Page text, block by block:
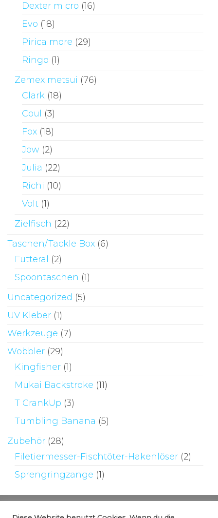
Dexter micro (16)
Evo (18)
Pirica more (29)
Ringo (1)
Zemex metsui (76)
Clark (18)
Coul
(3)
Fox (18)
Jow (2)
Julia (22)
Richi (10)
Volt (1)
Zielfisch (22)
Taschen/Tackle Box (6)
Futteral
(2)
Spoontaschen (1)
Uncategorized (5)
UV Kleber (1)
Werkzeuge (7)
Wobbler (29)
Kingfisher (1)
Mukai Backstroke (11)
T CrankUp (3)
Tumbling Banana (5)
Zubehör (28)
Filetiermesser-Fischtöter-Hakenlöser (2)
Sprengringzange (1)